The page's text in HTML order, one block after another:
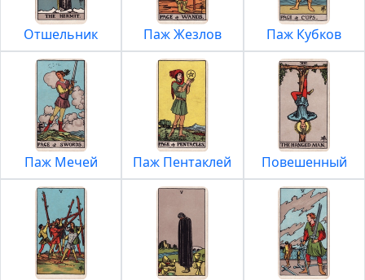
Отшельник Паж Жезлов Паж Кубков
Паж Мечей Паж Пентаклей Повешенный